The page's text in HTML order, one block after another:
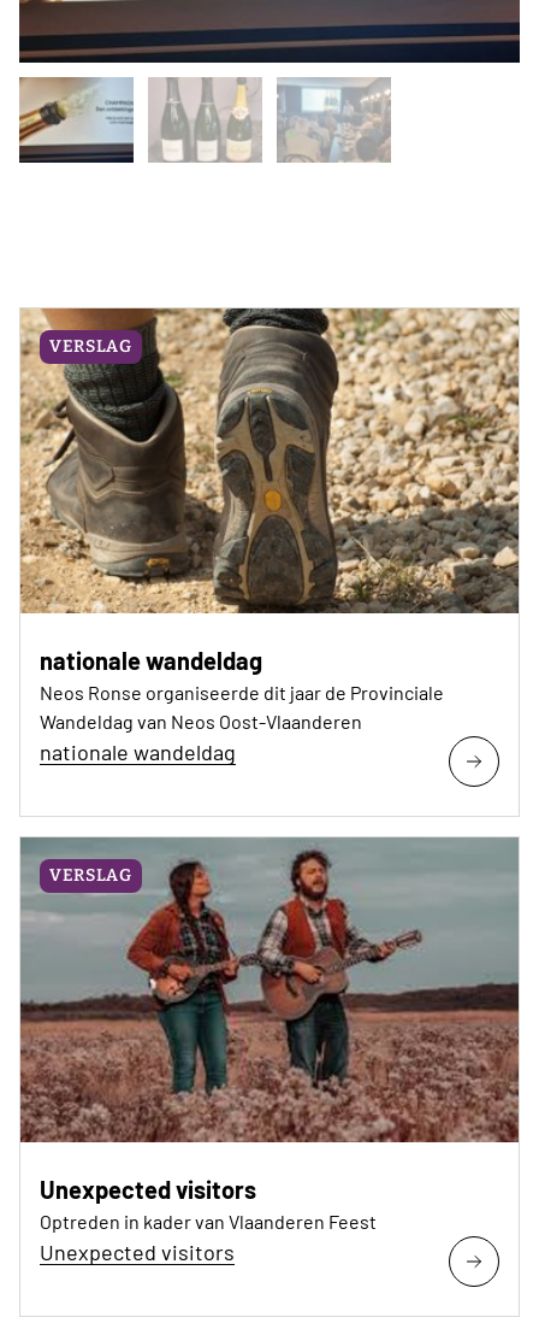
VERSLAG
nationale wandeldag
Neos Ronse organiseerde dit jaar de Provinciale
Wandeldag van Neos Oost-Vlaanderen
nationale wandeldag
VERSLAG
Unexpected visitors
Optreden in kader van Vlaanderen Feest
Unexpected visitors